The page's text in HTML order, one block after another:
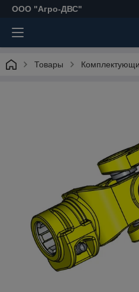
ООО "Агро-ДВС"
Товары